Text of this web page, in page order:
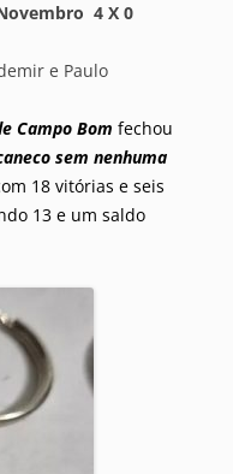
4 X 0
e Paulo
Campo Bom fechou
sem nenhuma
18 vitórias e seis
13 e um saldo